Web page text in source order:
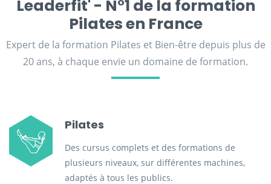
Leaderfit' - N°1 de la formation
Pilates en France
Expert de la formation Pilates et Bien-être depuis plus de
20 ans, à chaque envie un domaine de formation.
Pilates
Des cursus complets et des formations de
plusieurs niveaux, sur différentes machines,
adaptés à tous les publics.